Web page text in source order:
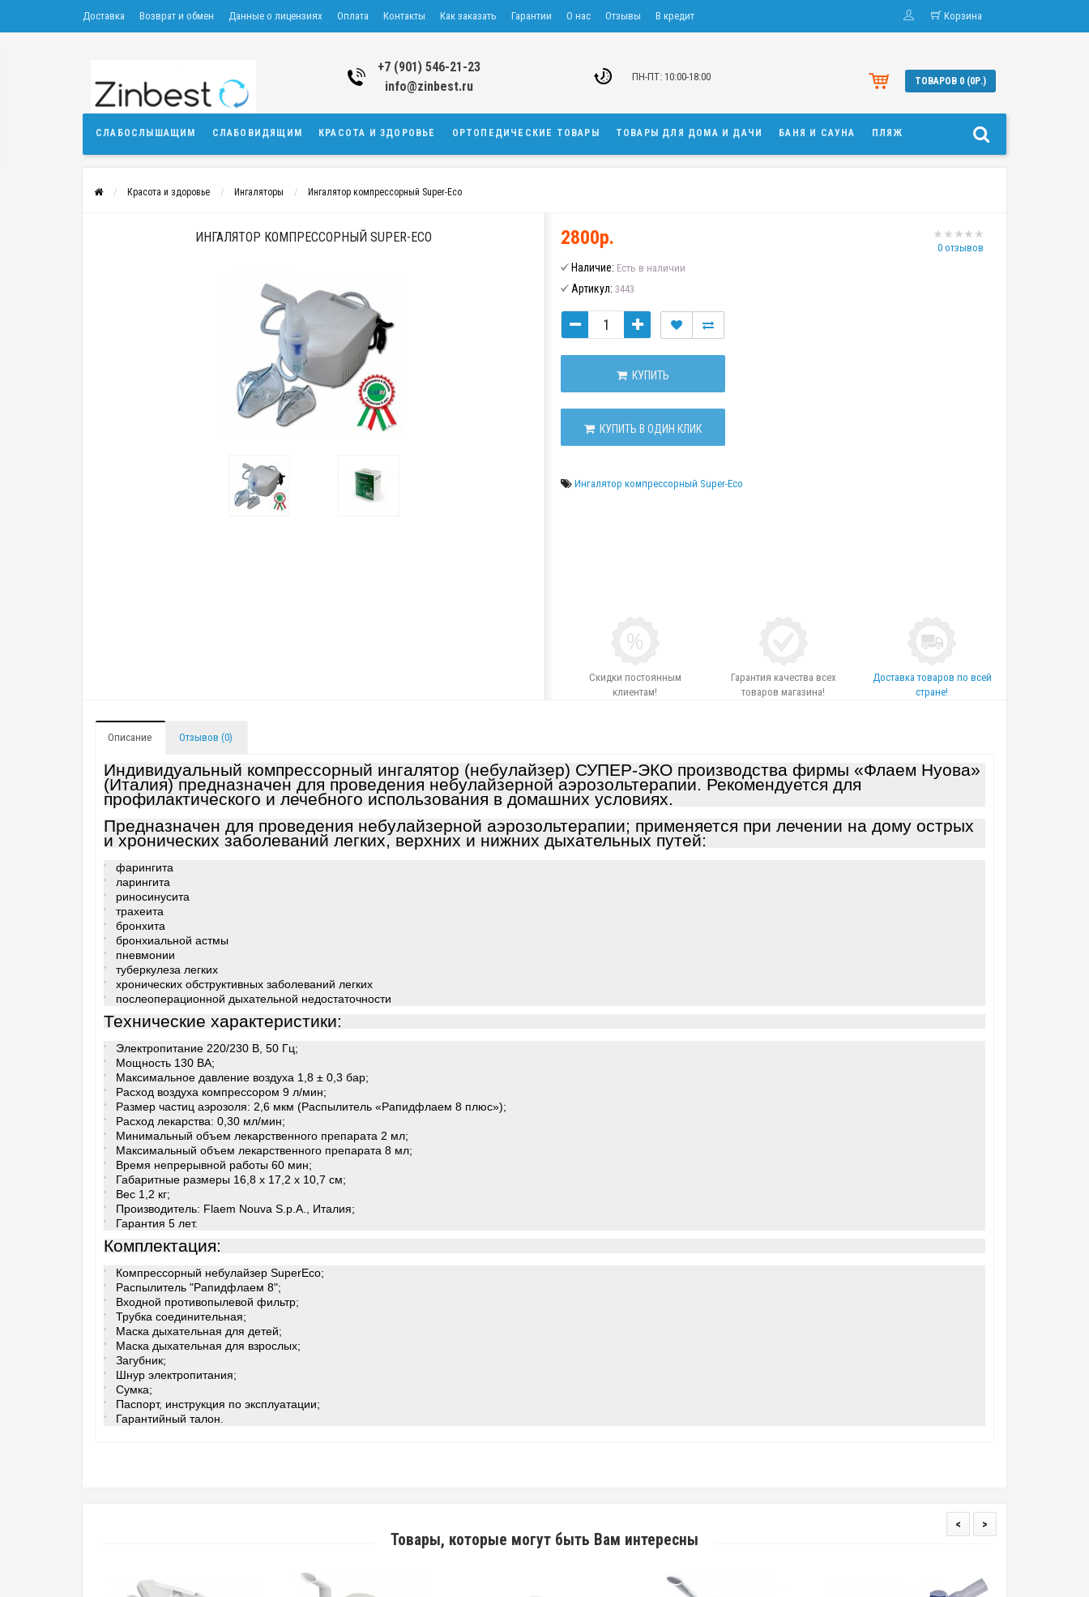
Доставка Возврат и обмен Данные о лицензиях Оплата Контакты Как заказать Гарантии О нас Отзывы В кредит Корзина
+7 (901) 546-21-23
info@zinbest.ru
ПН-ПТ: 10:00-18:00 ТОВАРОВ 0 (0Р.)
СЛАБОСЛЫШАЩИМ СЛАБОВИДЯЩИМ КРАСОТА И ЗДОРОВЬЕ ОРТОПЕДИЧЕСКИЕ ТОВАРЫ ТОВАРЫ ДЛЯ ДОМА И ДАЧИ БАНЯ И САУНА ПЛЯЖ
Красота и здоровье Ингаляторы Ингалятор компрессорный Super-Eco
ИНГАЛЯТОР КОМПРЕССОРНЫЙ SUPER-ECO
0 отзывов
2800р.
Наличие: Есть в наличии
Артикул: 3443
КУПИТЬ
КУПИТЬ В ОДИН КЛИК
Ингалятор компрессорный Super-Eco
Скидки постоянным
клиентам!
Гарантия качества всех
товаров магазина!
Доставка товаров по всей
стране!
Описание Отзывов (0)
Индивидуальный компрессорный ингалятор (небулайзер) СУПЕР-ЭКО производства фирмы «Флаем Нуова»
(Италия) предназначен для проведения небулайзерной аэрозольтерапии. Рекомендуется для
профилактического и лечебного использования в домашних условиях.
Предназначен для проведения небулайзерной аэрозольтерапии; применяется при лечении на дому острых
и хронических заболеваний легких, верхних и нижних дыхательных путей:
фарингита
ларингита
риносинусита
трахеита
бронхита
бронхиальной астмы
пневмонии
туберкулеза легких
хронических обструктивных заболеваний легких
послеоперационной дыхательной недостаточности
Технические характеристики:
Электропитание 220/230 В, 50 Гц;
Мощность 130 ВА;
Максимальное давление воздуха 1,8 ± 0,3 бар;
Расход воздуха компрессором 9 л/мин;
Размер частиц аэрозоля: 2,6 мкм (Распылитель «Рапидфлаем 8 плюс»);
Расход лекарства: 0,30 мл/мин;
Минимальный объем лекарственного препарата 2 мл;
Максимальный объем лекарственного препарата 8 мл;
Время непрерывной работы 60 мин;
Габаритные размеры 16,8 х 17,2 х 10,7 см;
Вес 1,2 кг;
Производитель: Flaem Nouva S.p.A., Италия;
Гарантия 5 лет.
Комплектация:
Компрессорный небулайзер SuperEco;
Распылитель "Рапидфлаем 8";
Входной противопылевой фильтр;
Трубка соединительная;
Маска дыхательная для детей;
Маска дыхательная для взрослых;
Загубник;
Шнур электропитания;
Сумка;
Паспорт, инструкция по эксплуатации;
Гарантийный талон.
Товары, которые могут быть Вам интересны
< >